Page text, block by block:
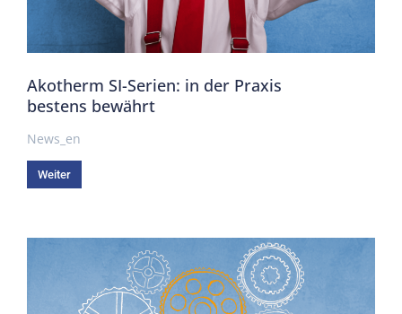
Akotherm SI-Serien: in der Praxis
bestens bewährt
News_en
Weiter